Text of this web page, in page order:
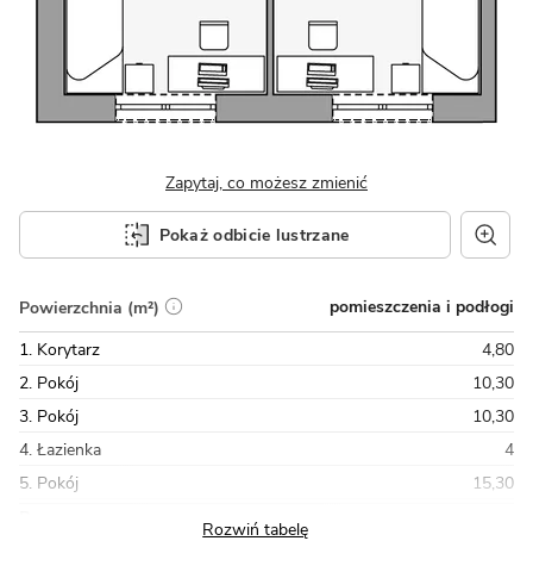
Zapytaj, co możesz zmienić
Pokaż odbicie lustrzane
Powierzchnia (m²)
pomieszczenia i podłogi
1. Korytarz
4,80
2. Pokój
10,30
3. Pokój
10,30
4. Łazienka
4
5. Pokój
15,30